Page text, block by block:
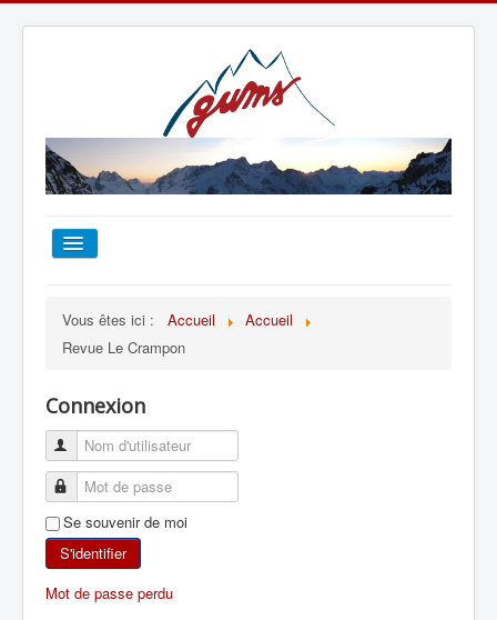
TOUT SUR LE GUMS
ESCALADE
ALPINISME
SKI DE RANDONNÉE
Vous êtes ici : Accueil
Accueil
Revue Le Crampon
Connexion
Se souvenir de moi
S'identifier
Mot de passe perdu